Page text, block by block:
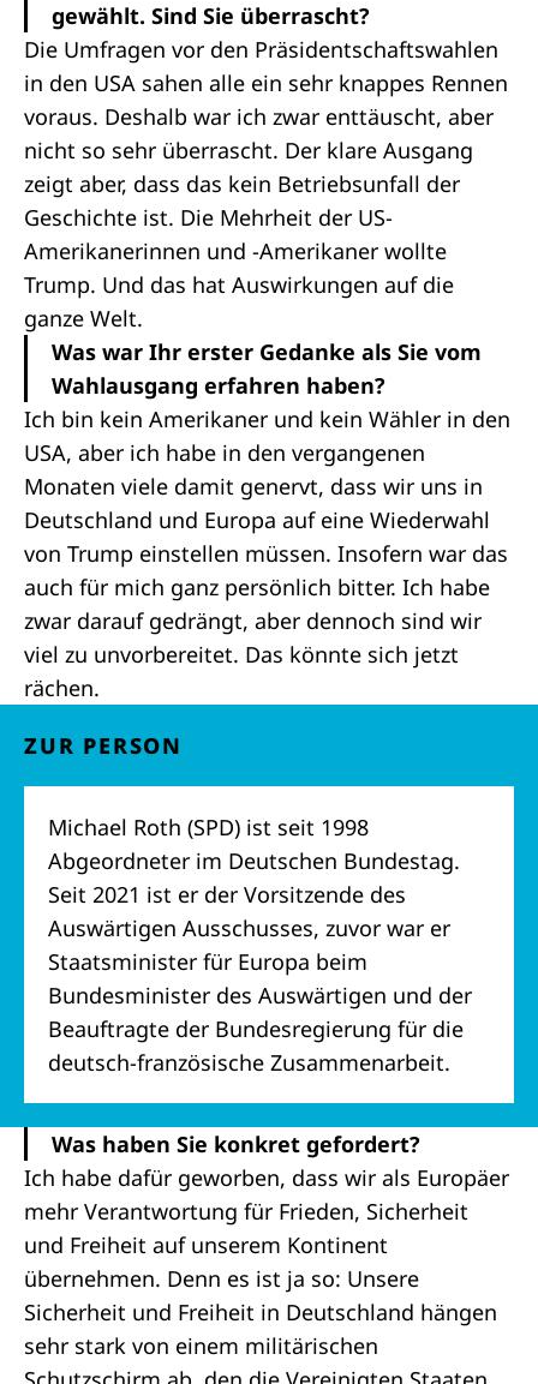
gewählt. Sind Sie überrascht?
Die Umfragen vor den Präsidentschaftswahlen
in den USA sahen alle ein sehr knappes Rennen
voraus. Deshalb war ich zwar enttäuscht, aber
nicht so sehr überrascht. Der klare Ausgang
zeigt aber, dass das kein Betriebsunfall der
Geschichte ist. Die Mehrheit der US-
Amerikanerinnen und -Amerikaner wollte
Trump. Und das hat Auswirkungen auf die
ganze Welt.
Was war Ihr erster Gedanke als Sie vom
Wahlausgang erfahren haben?
Ich bin kein Amerikaner und kein Wähler in den
USA, aber ich habe in den vergangenen
Monaten viele damit genervt, dass wir uns in
Deutschland und Europa auf eine Wiederwahl
von Trump einstellen müssen. Insofern war das
auch für mich ganz persönlich bitter. Ich habe
zwar darauf gedrängt, aber dennoch sind wir
viel zu unvorbereitet. Das könnte sich jetzt
rächen.
ZUR PERSON
Michael Roth (SPD) ist seit 1998
Abgeordneter im Deutschen Bundestag.
Seit 2021 ist er der Vorsitzende des
Auswärtigen Ausschusses, zuvor war er
Staatsminister für Europa beim
Bundesminister des Auswärtigen und der
Beauftragte der Bundesregierung für die
deutsch-französische Zusammenarbeit.
Was haben Sie konkret gefordert?
Ich habe dafür geworben, dass wir als Europäer
mehr Verantwortung für Frieden, Sicherheit
und Freiheit auf unserem Kontinent
übernehmen. Denn es ist ja so: Unsere
Sicherheit und Freiheit in Deutschland hängen
sehr stark von einem militärischen